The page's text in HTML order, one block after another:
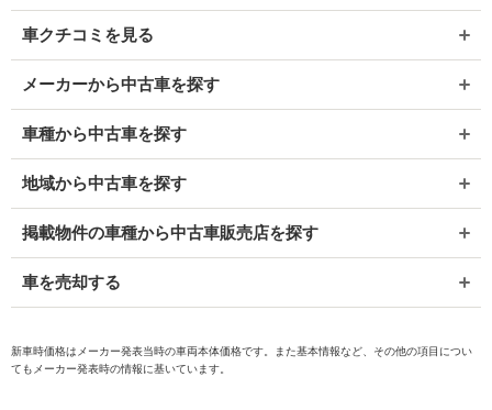
車クチコミを見る
メーカーから中古車を探す
車種から中古車を探す
地域から中古車を探す
掲載物件の車種から中古車販売店を探す
車を売却する
新車時価格はメーカー発表当時の車両本体価格です。また基本情報など、その他の項目につい
てもメーカー発表時の情報に基いています。